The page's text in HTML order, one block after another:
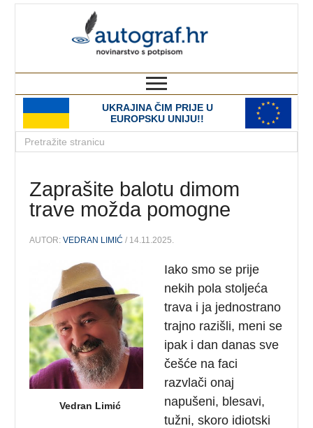
UKRAJINA ČIM PRIJE U
EUROPSKU UNIJU!!
Zaprašite balotu dimom
trave možda pomogne
AUTOR:VEDRAN LIMIĆ / 14.11.2025.
Vedran Limić
Iako smo se prije
nekih pola stoljeća
trava i ja jednostrano
trajno razišli, meni se
ipak i dan danas sve
češće na faci
razvlači onaj
napušeni, blesavi,
tužni, skoro idiotski